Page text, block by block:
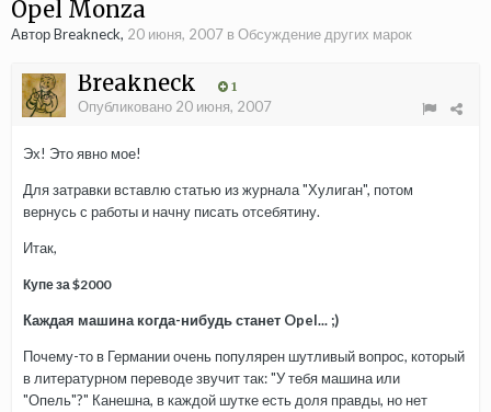
Opel Monza
Автор Breakneck, 20 июня, 2007 в Обсуждение других марок
Breakneck 1
Опубликовано 20 июня, 2007
Эх! Это явно мое!
Для затравки вставлю статью из журнала "Хулиган", потом
вернусь с работы и начну писать отсебятину.
Итак,
Купе за $2000
Каждая машина когда-нибудь станет Opel... ;)
Почему-то в Германии очень популярен шутливый вопрос, который
в литературном переводе звучит так: "У тебя машина или
"Опель"?" Канешна, в каждой шутке есть доля правды, но нет